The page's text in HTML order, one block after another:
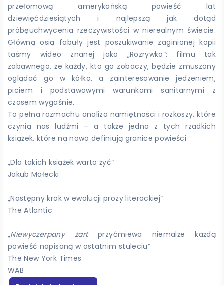
przełomową amerykańską powieść lat
dziewięćdziesiątych i najlepszą jak dotąd
próbęuchwycenia rzeczywistości w nierealnym świecie.
Główną osią fabuły jest poszukiwanie zaginionej kopii
taśmy wideo znanej jako „Rozrywka“: filmu tak
zabawnego, że każdy, kto go zobaczy, będzie zmuszony
oglądać go w kółko, a zainteresowanie jedzeniem,
piciem i podstawowymi warunkami sanitarnymi z
czasem wygaśnie.
To pełna rozmachu analiza namiętności i rozkoszy, które
czynią nas ludźmi – a także jedna z tych rzadkich
książek, które na nowo definiują granice powieści.
„Dla takich książek warto żyć“
Jakub Małecki
„Następny krok w ewolucji prozy literackiej“
The Atlantic
„Niewyczerpany żartprzyćmiewa niemalże każdą
powieść napisaną w ostatnim stuleciu“
The New York Times
WAB